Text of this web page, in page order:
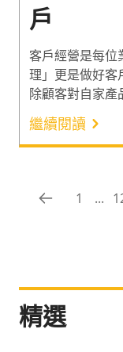
戶
客戶經營是每位
理」更是做好客
除顧客對自家產
¹。此外，B2B
買方的多個利害
客戶關係維護就
繼續閱讀
1 ...
精選